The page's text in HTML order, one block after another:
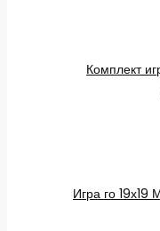
Комплект
Игра го